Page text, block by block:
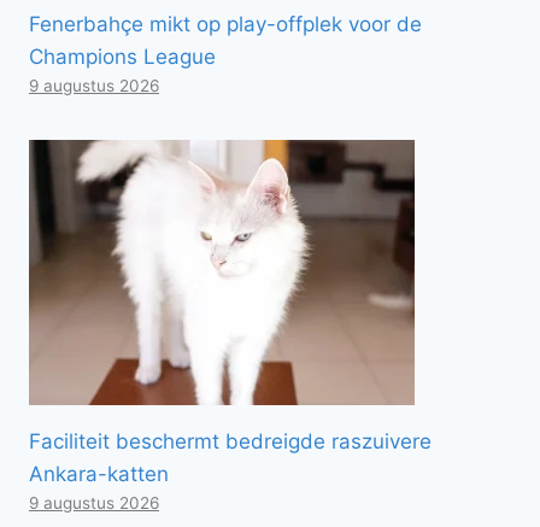
Fenerbahçe mikt op play-offplek voor de
Champions League
9 augustus 2026
Faciliteit beschermt bedreigde raszuivere
Ankara-katten
9 augustus 2026